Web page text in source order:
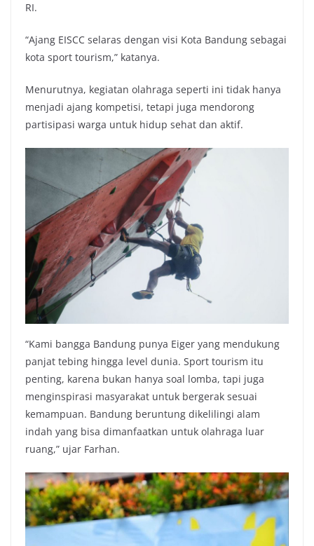
RI.
“Ajang EISCC selaras dengan visi Kota Bandung sebagai
kota sport tourism,” katanya.
Menurutnya, kegiatan olahraga seperti ini tidak hanya
menjadi ajang kompetisi, tetapi juga mendorong
partisipasi warga untuk hidup sehat dan aktif.
“Kami bangga Bandung punya Eiger yang mendukung
panjat tebing hingga level dunia. Sport tourism itu
penting, karena bukan hanya soal lomba, tapi juga
menginspirasi masyarakat untuk bergerak sesuai
kemampuan. Bandung beruntung dikelilingi alam
indah yang bisa dimanfaatkan untuk olahraga luar
ruang,” ujar Farhan.